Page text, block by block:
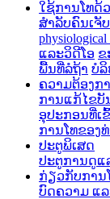
ໃຊ້ການໂທດ້
ສໍາລັບຄົນເຈັບ
ແລະວິດີໂອ ຂ
ພື້ນທີ່ລໍຖ້າ ບໍ
ຄວາມຕ້ອງກ
ການ​ແກ້​ໄຂ​ບັ
ອຸປະກອນທີ່ເ
ການໂທຂອງ
ປະຕູພິເສດ
ປະຕູການດູແ
ກ່ຽວກັບການ
ບົດຄວາມ ແ